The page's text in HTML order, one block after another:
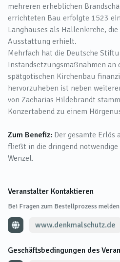
mehreren erheblichen
errichteten Bau erfolgte 1523
Langhauses als Hallenkirche,
Ausstattung erhielt.
Mehrfach hat die Deutsche
Instandsetzungsmaßnahmen an
spätgotischen Kirchenbau
hervorzuheben ist neben
von Zacharias Hildebrandt
Konzertabend zu einem
Zum Benefiz: Der gesamte Erlös
fließt in die dringend notwendige
Wenzel.
Veranstalter Kontaktieren
Bei Fragen zum Bestellprozess
www.denkmalschutz.de
Geschäftsbedingungen des